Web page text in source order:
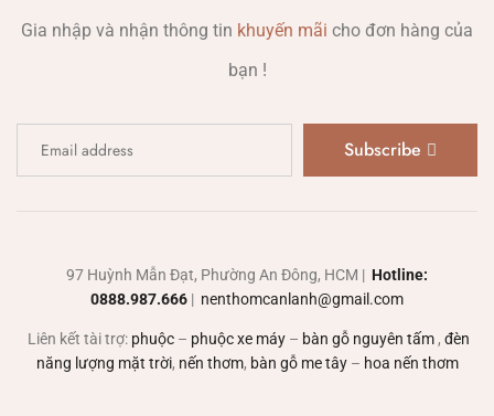
Gia nhập và nhận thông tin khuyến mãi cho đơn hàng của
bạn !
Subscribe
97 Huỳnh Mẫn Đạt, Phường An Đông, HCM | Hotline:
0888.987.666 | nenthomcanlanh@gmail.com
Liên kết tài trợ: phuộc – phuộc xe máy – bàn gỗ nguyên tấm , đèn
năng lượng mặt trời, nến thơm, bàn gỗ me tây– hoa nến thơm